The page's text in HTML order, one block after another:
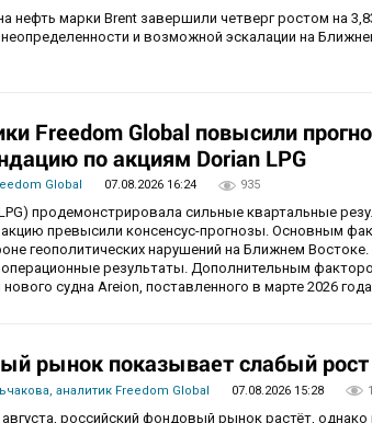
нефть марки Brent завершили четверг ростом на
неопределенности и возможной эскалации на
Freedom Global повысили
по акциям Dorian LPG
Global 07.08.2026 16:24 935
продемонстрировала сильные квартальные
превысили консенсус-прогнозы. Основным
геополитических нарушений на Ближнем
результаты. Дополнительным
судна Areion, поставленного в марте 2026
рынок показывает слабый рост
аналитик Freedom Global 07.08.2026 15:28
августа, российский фондовый рынок растёт,